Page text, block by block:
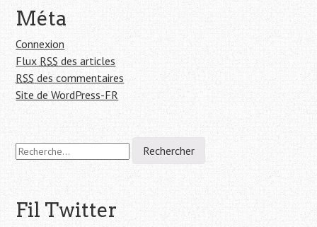
Méta
Connexion
Flux RSS des articles
RSS des commentaires
Site de WordPress-FR
R
e
e
rFil Twitter